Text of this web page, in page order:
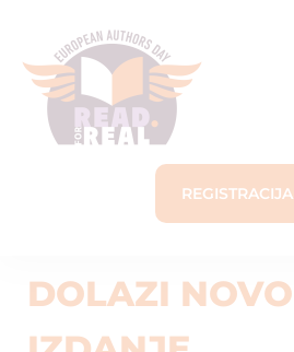
REGISTRACIJA
DOLAZI NOVO